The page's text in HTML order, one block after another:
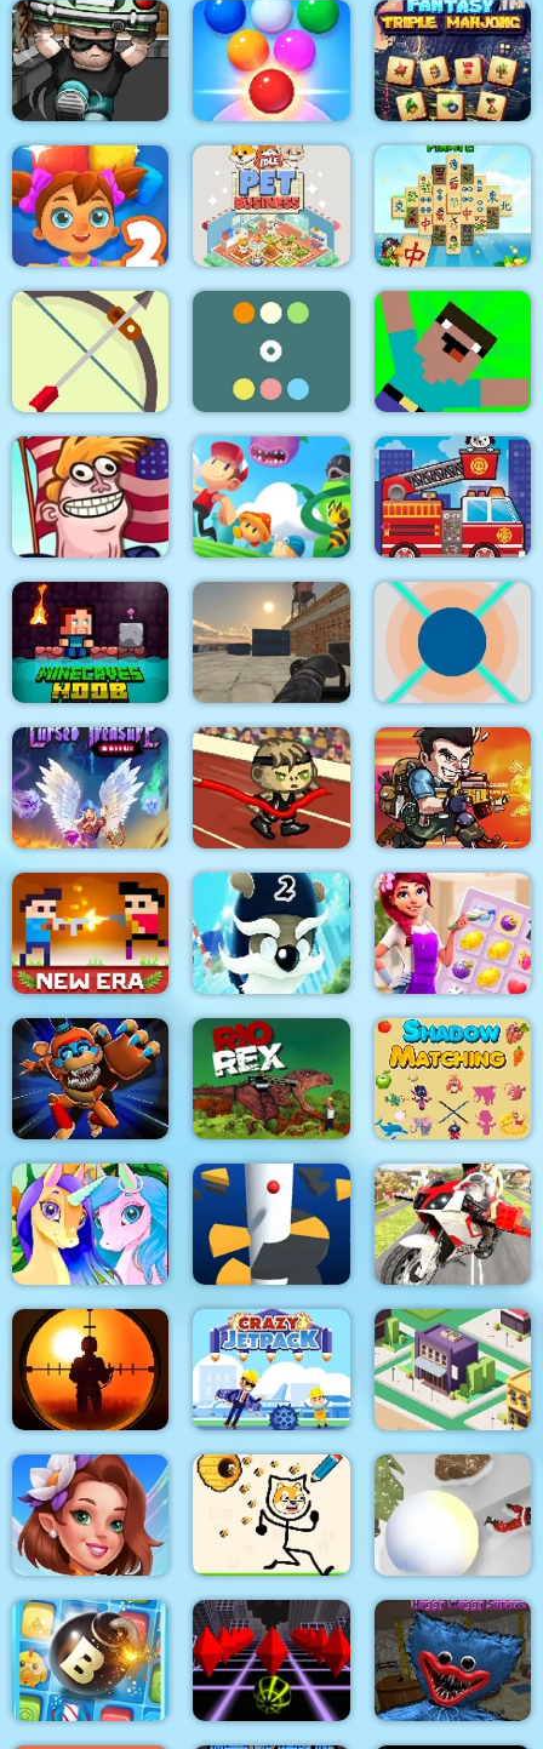
Triset.io
Roller Ball
Adventure
Spy Car
Go Repo
Bubble Shooter
Arcade 2
Fantasy Triple
Mahjong
Toy Match 2
Mahjong Pirate
Plunder Journey
Targets Attack Two Rows Colors
Noob vs Pro Zombi
Apocalypse
TrollFace Quest: USA
2
Super Oscar
Fire Trucks
Differences
Minecaves Noob
Adventure
Masked Forces
Unlimited
Dalo
Cursed Treasure 1.5 Awesome Run 2 Metal Black Wars
Castel Wars New Era Ninja Dogs 2
House Design Match
3
Playtime Horror
Monster Ground
Rio Rex
Shadow Matching
Kids Learning Game
Pony Friendship Helix Jump
Flying Motorbike
Driving Simulator
Sniper King 2D The
Dark City
Crazy Jetpack City Idle Tycoon
Fairyland Merge &
Magic
Protect My Dog Snowball Destroyer